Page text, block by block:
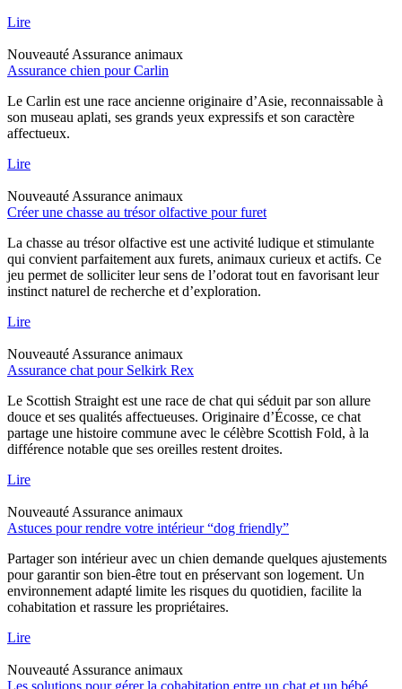
Lire
Nouveauté Assurance animaux
Assurance chien pour Carlin
Le Carlin est une race ancienne originaire d’Asie, reconnaissable à
son museau aplati, ses grands yeux expressifs et son caractère
affectueux.
Lire
Nouveauté Assurance animaux
Créer une chasse au trésor olfactive pour furet
La chasse au trésor olfactive est une activité ludique et stimulante
qui convient parfaitement aux furets, animaux curieux et actifs. Ce
jeu permet de solliciter leur sens de l’odorat tout en favorisant leur
instinct naturel de recherche et d’exploration.
Lire
Nouveauté Assurance animaux
Assurance chat pour Selkirk Rex
Le Scottish Straight est une race de chat qui séduit par son allure
douce et ses qualités affectueuses. Originaire d’Écosse, ce chat
partage une histoire commune avec le célèbre Scottish Fold, à la
différence notable que ses oreilles restent droites.
Lire
Nouveauté Assurance animaux
Astuces pour rendre votre intérieur “dog friendly”
Partager son intérieur avec un chien demande quelques ajustements
pour garantir son bien-être tout en préservant son logement. Un
environnement adapté limite les risques du quotidien, facilite la
cohabitation et rassure les propriétaires.
Lire
Nouveauté Assurance animaux
Les solutions pour gérer la cohabitation entre un chat et un bébé